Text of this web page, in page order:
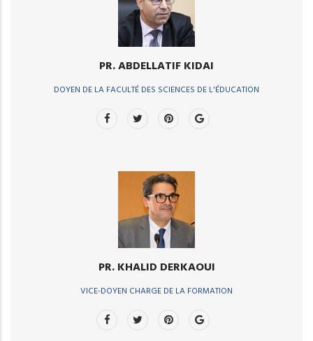
PR. ABDELLATIF KIDAI
DOYEN DE LA FACULTÉ DES SCIENCES DE L'ÉDUCATION
PR. KHALID DERKAOUI
VICE-DOYEN CHARGE DE LA FORMATION